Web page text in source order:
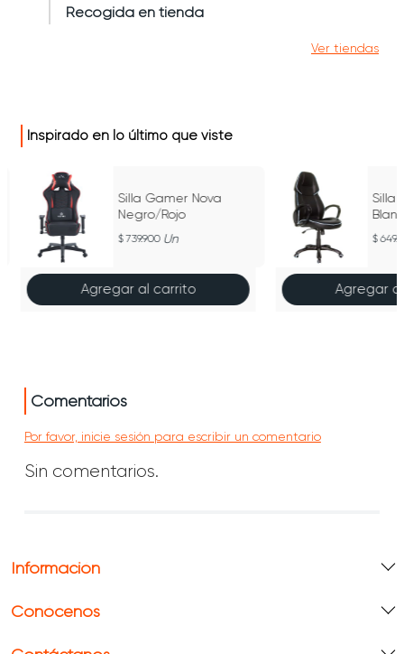
Recogida en tienda
Ver tiendas
Inspirado en lo último que viste
Silla Gamer Nova
Negro/Rojo
739.900 Un
Agregar al carrito
Silla
Agregar
Comentarios
Por favor, inicie sesión para escribir un comentario
Sin comentarios.
Información
Conócenos